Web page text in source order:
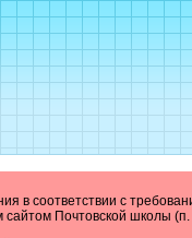
в соответствии с
сайтом Почтовской школы